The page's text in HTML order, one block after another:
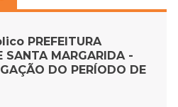
PREFEITURA
SANTA MARGARIDA -
DO PERÍODO DE